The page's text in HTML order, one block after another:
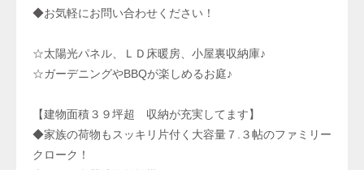
◆お気軽にお問い合わせください！
☆太陽光パネル、ＬＤ床暖房、小屋裏収納庫♪
☆ガーデニングやBBQが楽しめるお庭♪
【建物面積３９坪超 収納が充実してます】
◆家族の荷物もスッキリ片付く大容量７.３帖のファミリー
クローク！